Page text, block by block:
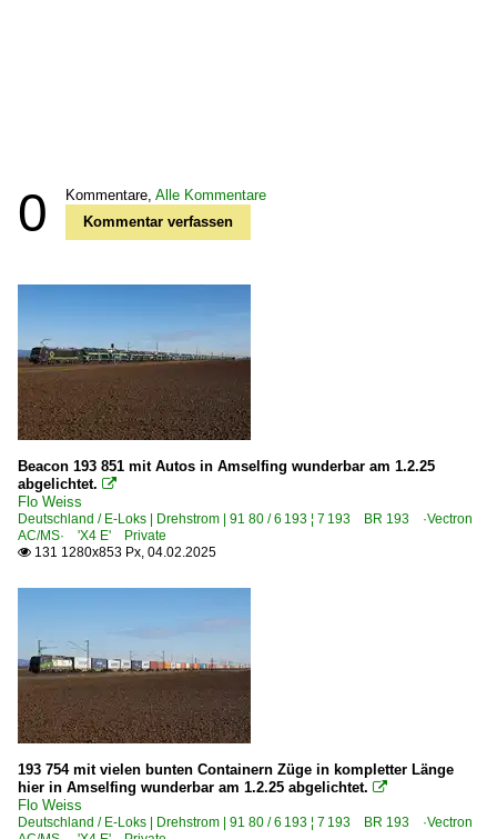
0 Kommentare, Alle Kommentare
Kommentar verfassen
Beacon 193 851 mit Autos in Amselfing wunderbar am 1.2.25
abgelichtet. 
Flo Weiss
Deutschland / E-Loks | Drehstrom | 91 80 / 6 193 ¦ 7 193 BR 193 ·Vectron
AC/MS· 'X4 E' Private
 131 1280x853 Px, 04.02.2025
193 754 mit vielen bunten Containern Züge in kompletter Länge
hier in Amselfing wunderbar am 1.2.25 abgelichtet. 
Flo Weiss
Deutschland / E-Loks | Drehstrom | 91 80 / 6 193 ¦ 7 193 BR 193 ·Vectron